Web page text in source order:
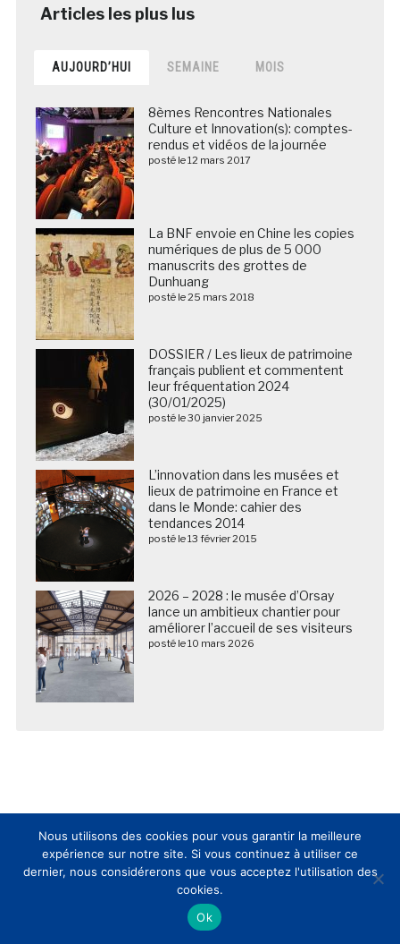
AUJOURD’HUI SEMAINE MOIS
8èmes Rencontres Nationales
Culture et Innovation(s): comptes-
rendus et vidéos de la journée
posté le 12 mars 2017
La BNF envoie en Chine les copies
numériques de plus de 5 000
manuscrits des grottes de
Dunhuang
posté le 25 mars 2018
DOSSIER / Les lieux de patrimoine
français publient et commentent
leur fréquentation 2024
(30/01/2025)
posté le 30 janvier 2025
L’innovation dans les musées et
lieux de patrimoine en France et
dans le Monde: cahier des
tendances 2014
posté le 13 février 2015
2026 – 2028 : le musée d’Orsay
lance un ambitieux chantier pour
améliorer l’accueil de ses visiteurs
posté le 10 mars 2026
Nous suivre sur les réseaux sociaux
Nous utilisons des cookies pour vous garantir la meilleure
expérience sur notre site. Si vous continuez à utiliser ce
dernier, nous considérerons que vous acceptez l'utilisation des
cookies.
Ok